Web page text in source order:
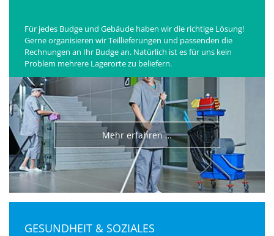
Für jedes Budge und Gebäude haben wir die richtige Lösung!
Gerne organisieren wir Teillieferungen und passenden die
Rechnungen an Ihr Budge an. Natürlich ist es für uns kein
Problem mehrere Lagerorte zu beliefern.
Mehr erfahren …
GESUNDHEIT & SOZIALES